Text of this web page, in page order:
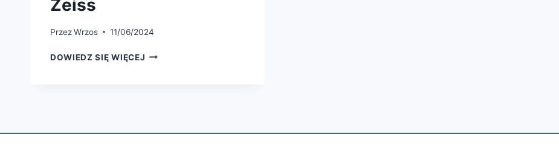
Zeiss
PrzezWrzos 11/06/2024
DOWIEDZ SIĘ WIĘCEJ WSPÓŁPRACA